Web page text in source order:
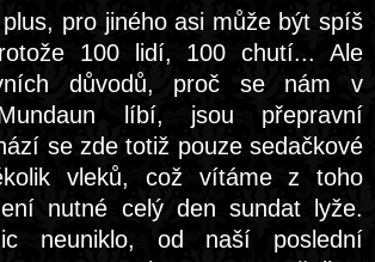
pro jiného asi může být spíš
100 lidí, 100 chutí... Ale
důvodů, proč se nám v
líbí, jsou přepravní
se zde totiž pouze sedačkové
vleků, což vítáme z toho
nutné celý den sundat lyže.
neuniklo, od naší poslední